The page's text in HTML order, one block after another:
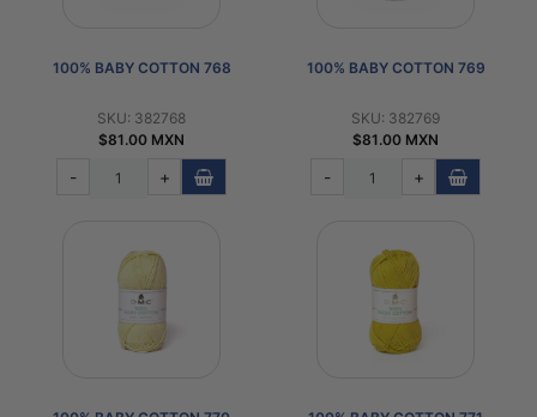
100% BABY COTTON 768
SKU: 382768
$81.00 MXN
- +
100% BABY COTTON 769
SKU: 382769
$81.00 MXN
- +